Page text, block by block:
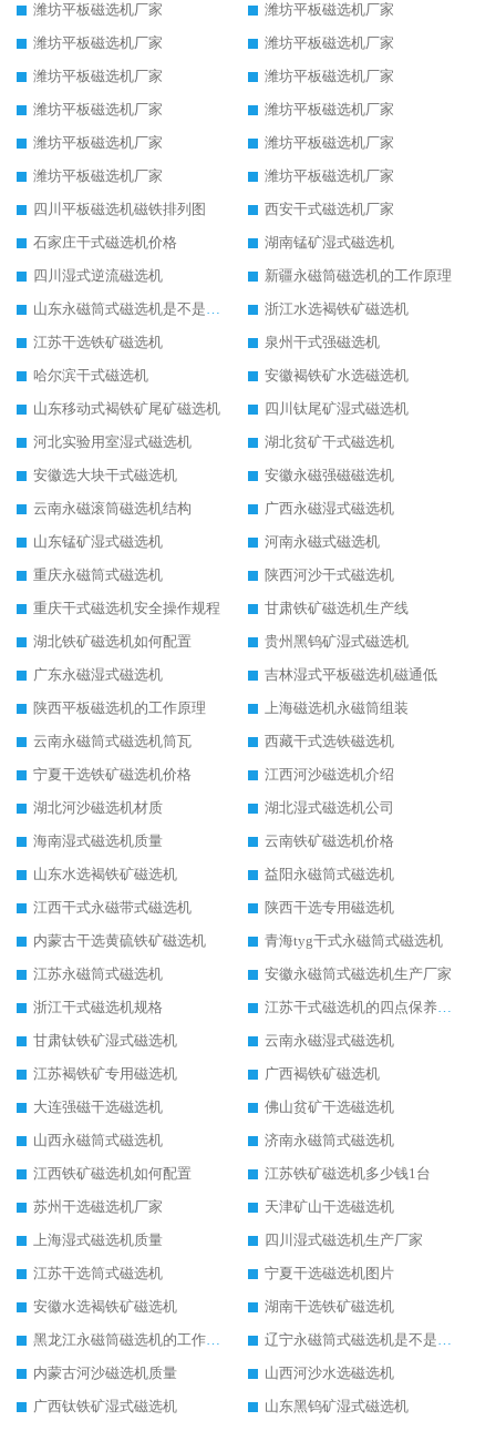
潍坊平板磁选机厂家
潍坊平板磁选机厂家
潍坊平板磁选机厂家
潍坊平板磁选机厂家
潍坊平板磁选机厂家
潍坊平板磁选机厂家
潍坊平板磁选机厂家
潍坊平板磁选机厂家
潍坊平板磁选机厂家
潍坊平板磁选机厂家
潍坊平板磁选机厂家
潍坊平板磁选机厂家
四川平板磁选机磁铁排列图
西安干式磁选机厂家
石家庄干式磁选机价格
湖南锰矿湿式磁选机
四川湿式逆流磁选机
新疆永磁筒磁选机的工作原理
山东永磁筒式磁选机是不是强磁
浙江水选褐铁矿磁选机
江苏干选铁矿磁选机
泉州干式强磁选机
哈尔滨干式磁选机
安徽褐铁矿水选磁选机
山东移动式褐铁矿尾矿磁选机
四川钛尾矿湿式磁选机
河北实验用室湿式磁选机
湖北贫矿干式磁选机
安徽选大块干式磁选机
安徽永磁强磁磁选机
云南永磁滚筒磁选机结构
广西永磁湿式磁选机
山东锰矿湿式磁选机
河南永磁式磁选机
重庆永磁筒式磁选机
陕西河沙干式磁选机
重庆干式磁选机安全操作规程
甘肃铁矿磁选机生产线
湖北铁矿磁选机如何配置
贵州黑钨矿湿式磁选机
广东永磁湿式磁选机
吉林湿式平板磁选机磁通低
陕西平板磁选机的工作原理
上海磁选机永磁筒组装
云南永磁筒式磁选机筒瓦
西藏干式选铁磁选机
宁夏干选铁矿磁选机价格
江西河沙磁选机介绍
湖北河沙磁选机材质
湖北湿式磁选机公司
海南湿式磁选机质量
云南铁矿磁选机价格
山东水选褐铁矿磁选机
益阳永磁筒式磁选机
江西干式永磁带式磁选机
陕西干选专用磁选机
内蒙古干选黄硫铁矿磁选机
青海tyg干式永磁筒式磁选机
江苏永磁筒式磁选机
安徽永磁筒式磁选机生产厂家
浙江干式磁选机规格
江苏干式磁选机的四点保养秘籍
甘肃钛铁矿湿式磁选机
云南永磁湿式磁选机
江苏褐铁矿专用磁选机
广西褐铁矿磁选机
大连强磁干选磁选机
佛山贫矿干选磁选机
山西永磁筒式磁选机
济南永磁筒式磁选机
江西铁矿磁选机如何配置
江苏铁矿磁选机多少钱1台
苏州干选磁选机厂家
天津矿山干选磁选机
上海湿式磁选机质量
四川湿式磁选机生产厂家
江苏干选筒式磁选机
宁夏干选磁选机图片
安徽水选褐铁矿磁选机
湖南干选铁矿磁选机
黑龙江永磁筒磁选机的工作原理
辽宁永磁筒式磁选机是不是强磁
内蒙古河沙磁选机质量
山西河沙水选磁选机
广西钛铁矿湿式磁选机
山东黑钨矿湿式磁选机